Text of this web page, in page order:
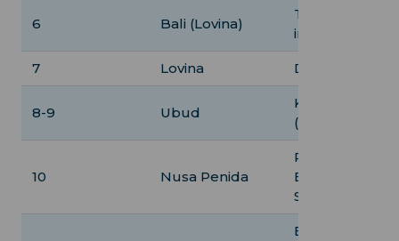
6 Bali (Lovina)
Transfer nach
in Lovina
7 Lovina
8-9 Ubud
Kulturelle
(Tempel,
10 Nusa Penida
Reise nach
Erkundung
Strands
Erkundung